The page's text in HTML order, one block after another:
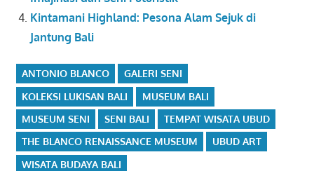
Kintamani Highland: Pesona Alam Sejuk di
Jantung Bali
ANTONIO BLANCO
GALERI SENI
KOLEKSI LUKISAN BALI
MUSEUM BALI
MUSEUM SENI
SENI BALI
TEMPAT WISATA UBUD
THE BLANCO RENAISSANCE MUSEUM
UBUD ART
WISATA BUDAYA BALI